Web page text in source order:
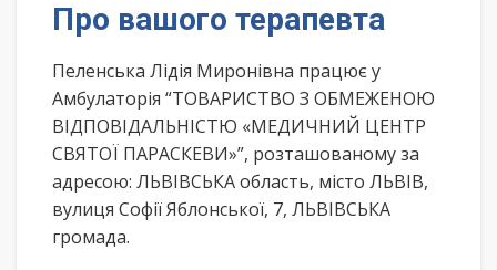
Про вашого терапевта
Пеленська Лідія Миронівна працює у
Амбулаторія “ТОВАРИСТВО З ОБМЕЖЕНОЮ
ВІДПОВІДАЛЬНІСТЮ «МЕДИЧНИЙ ЦЕНТР
СВЯТОЇ ПАРАСКЕВИ»”, розташованому за
адресою: ЛЬВІВСЬКА область, місто ЛЬВІВ,
вулиця Софії Яблонської, 7, ЛЬВІВСЬКА
громада.